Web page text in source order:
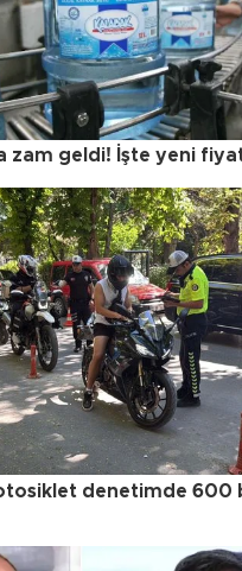
zam geldi! İşte yeni
denetimde 600